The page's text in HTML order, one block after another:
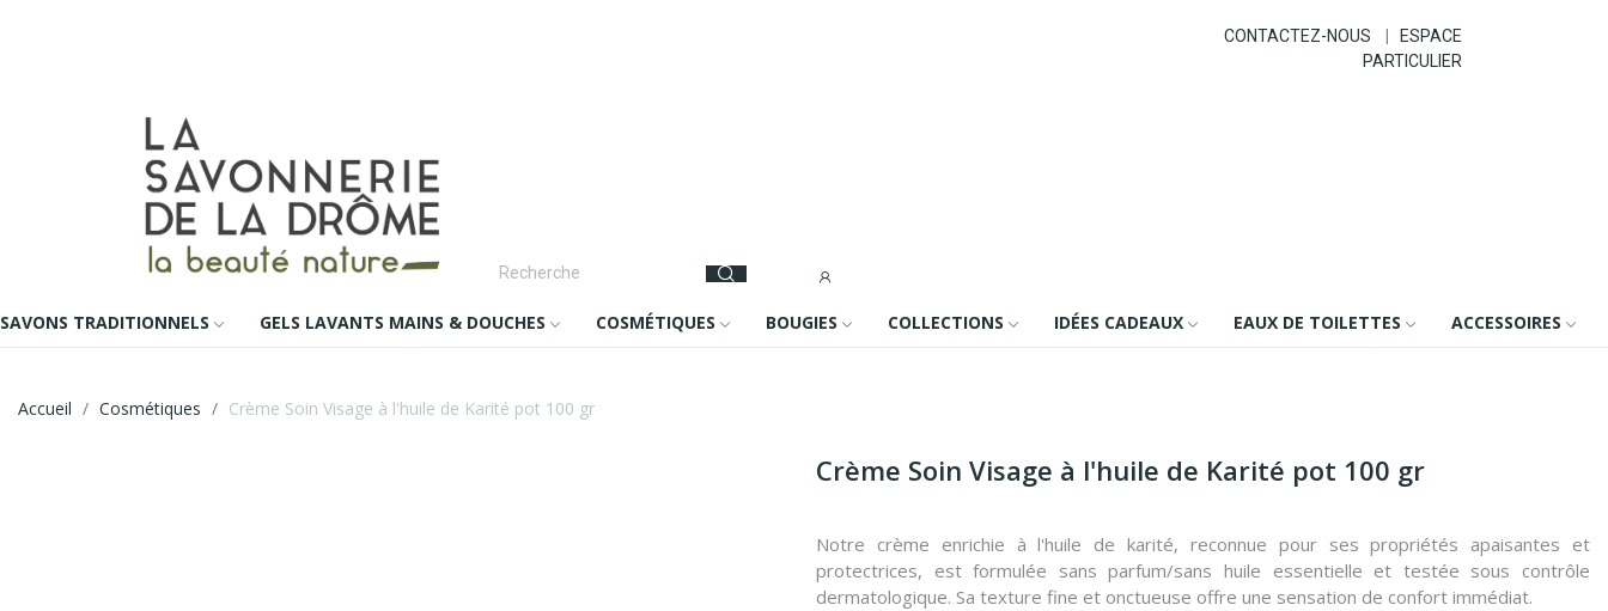
CONTACTEZ-NOUS
ESPACE
PARTICULIER
SAVONS TRADITIONNELS GELS LAVANTS MAINS & DOUCHES COSMÉTIQUES BOUGIES COLLECTIONS IDÉES CADEAUX EAUX DE TOILETTES ACCESSOIRES
Accueil Cosmétiques Crème Soin Visage à l'huile de Karité pot 100 gr
Crème Soin Visage à l'huile de Karité pot 100 gr
Notre crème enrichie à l'huile de karité, reconnue pour ses propriétés apaisantes et
protectrices, est formulée sans parfum/sans huile essentielle et testée sous contrôle
dermatologique. Sa texture fine et onctueuse offre une sensation de confort immédiat.